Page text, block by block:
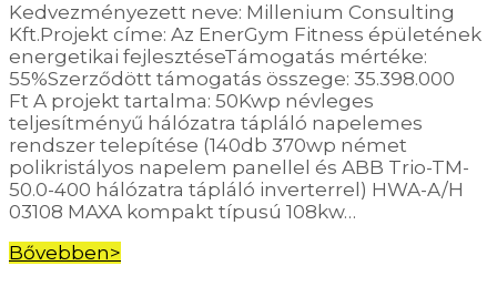
Kedvezményezett neve: Millenium Consulting
Kft.Projekt címe: Az EnerGym Fitness épületének
energetikai fejlesztéseTámogatás mértéke:
55%Szerződött támogatás összege: 35.398.000
Ft A projekt tartalma: 50Kwp névleges
teljesítményű hálózatra tápláló napelemes
rendszer telepítése (140db 370wp német
polikristályos napelem panellel és ABB Trio-TM-
50.0-400 hálózatra tápláló inverterrel) HWA-A/H
03108 MAXA kompakt típusú 108kw…
Bővebben>